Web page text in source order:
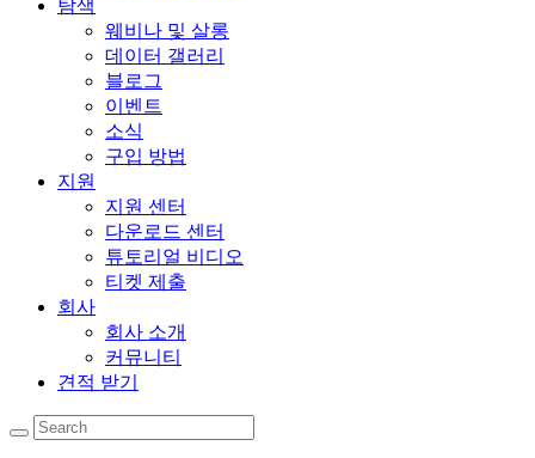
탐색
웨비나 및 살롱
데이터 갤러리
블로그
이벤트
소식
구입 방법
지원
지원 센터
다운로드 센터
튜토리얼 비디오
티켓 제출
회사
회사 소개
커뮤니티
견적 받기